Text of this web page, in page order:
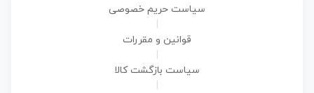
سیاست حریم خصوصی
قوانین و مقررات
سیاست بازگشت کالا